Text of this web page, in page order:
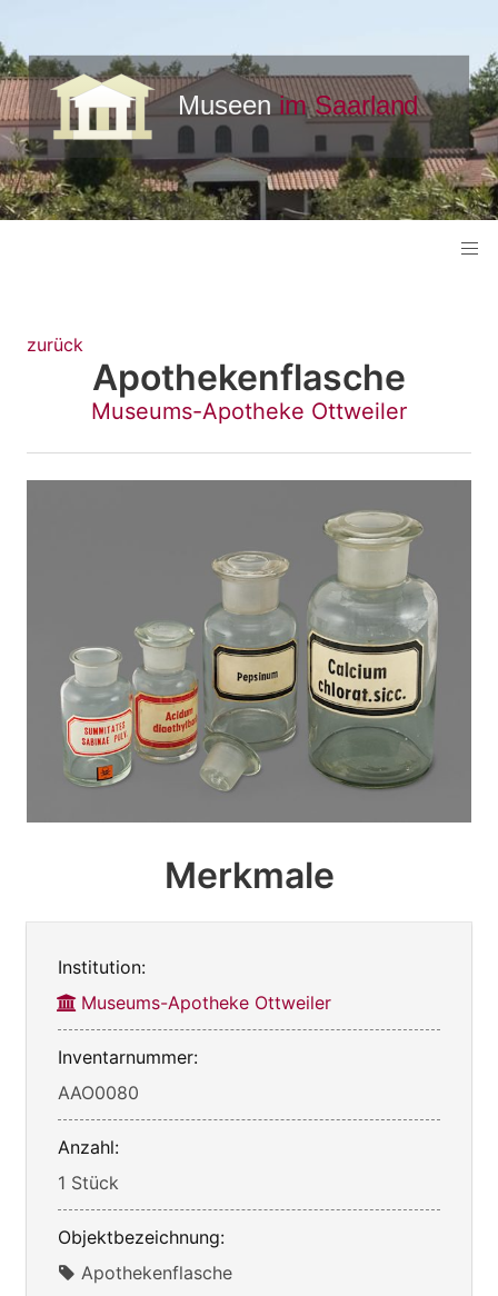
zurück
Apothekenflasche
Museums-Apotheke Ottweiler
Merkmale
Institution:
Museums-Apotheke Ottweiler
Inventarnummer:
AAO0080
Anzahl:
1 Stück
Objektbezeichnung:
Apothekenflasche